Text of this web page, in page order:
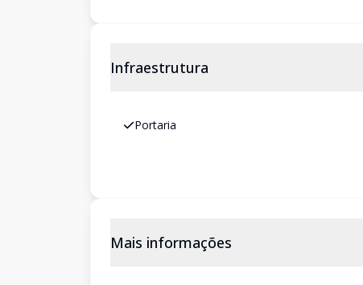
Infraestrutura
Portaria
Mais informações